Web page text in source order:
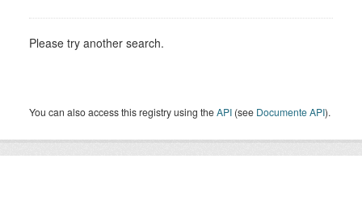
Please try another search.
You can also access this registry using theAPI (see Documente API).